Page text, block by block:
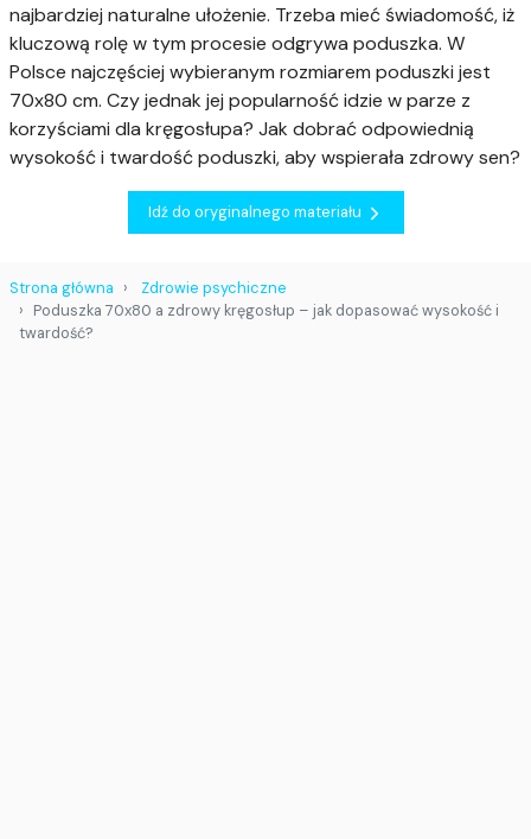
najbardziej naturalne ułożenie. Trzeba mieć świadomość, iż
kluczową rolę w tym procesie odgrywa poduszka. W
Polsce najczęściej wybieranym rozmiarem poduszki jest
70x80 cm. Czy jednak jej popularność idzie w parze z
korzyściami dla kręgosłupa? Jak dobrać odpowiednią
wysokość i twardość poduszki, aby wspierała zdrowy sen?
Idź do oryginalnego materiału
Strona główna
Zdrowie psychiczne
Poduszka 70x80 a zdrowy kręgosłup – jak dopasować wysokość i
twardość?